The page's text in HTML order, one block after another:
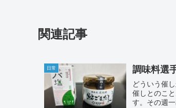
関連記事
日常 調味料選
どういう催
催しとのこ
す。その週